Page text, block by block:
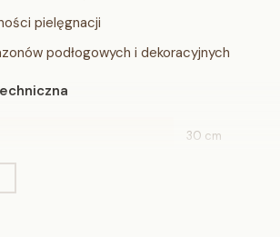
pielęgnacji
podłogowych i dekoracyjnych
30 cm